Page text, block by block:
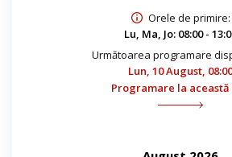
Orele de primire:
Lu, Ma, Jo: 08:00 -
Următoarea programare
Lun, 10 August, 08:00
Programare la această